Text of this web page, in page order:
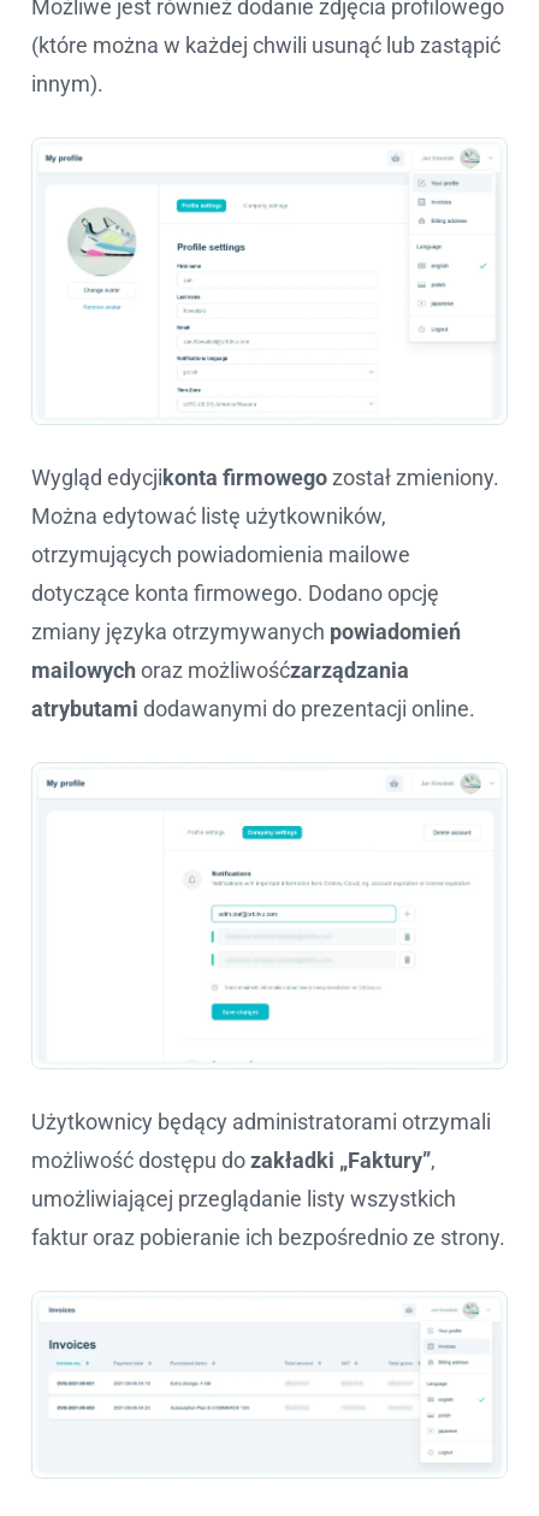
Możliwe jest również dodanie zdjęcia profilowego
(które można w każdej chwili usunąć lub zastąpić
innym).
Wygląd edycjikonta firmowegozostał zmieniony.
Można edytować listę użytkowników,
otrzymujących powiadomienia mailowe
dotyczące konta firmowego. Dodano opcję
zmiany języka otrzymywanych powiadomień
mailowychoraz możliwośćzarządzania
atrybutami dodawanymi do prezentacji online.
Użytkownicy będący administratorami otrzymali
możliwość dostępu dozakładki „Faktury”,
umożliwiającej przeglądanie listy wszystkich
faktur oraz pobieranie ich bezpośrednio ze strony.